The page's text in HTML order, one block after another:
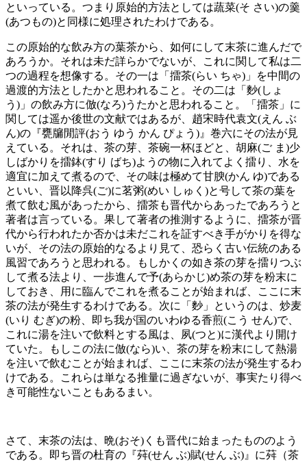
といっている。つまり原始的方法としては蔬菜(そ さい)の羹
(あつもの)と同様に処理されたわけである。
この原始的な飲み方の葉茶から、如何にして末茶に進んだで
あろうか。それは未だ詳らかでないが、これに関して私は二
つの過程を想像する。その一は「擂茶(らい ちゃ)」を中間の
過渡的方法としたかと思われること。その二は「麨(しょ
う)」の飲み方に倣(なろ)うたかと思われること。「擂茶」に
関しては遥か後世の文献ではあるが、趙宋時代袁文(えん ぶ
ん)の『甕牖閒評(おう ゆう かん ぴょう)』巻六にその法が見
えている。それは、茶の芽、茶碗一杯ほどと、胡麻(ご ま)少
しばかりを擂鉢(すり ばち)ようの物に入れてよく擂り、水を
適宜に加えて煮るので、その味は極めて甘腴(かん ゆ)である
といい、晋以降呉(ご)に茗粥(めい しゅく)と号して茶の葉を
煮て飲む風があったから、擂茶も晋代からあったであろうと
著者は言っている。果して著者の推測するように、擂茶が晋
代から行われたか否かは未だこれを証すべき手がかりを得な
いが、その法の原始的なるより見て、恐らく古い伝統のある
風習であろうと思われる。もしかくの如き茶の芽を擂りつぶ
して煮る法より、一歩進んで予(あらかじ)め茶の芽を粉末に
しておき、用に臨んでこれを煮ることが始まれば、ここに末
茶の法が発生するわけである。次に「麨」というのは、炒麦
(いり むぎ)の粉、即ち我が国のいわゆる香煎(こう せん)で、
これに湯を注いで飲料とする風は、夙(つと)に漢代より開け
ていた。もしこの法に倣(なら)い、茶の芽を粉末にして熱湯
を注いで飲むことが始まれば、ここに末茶の法が発生するわ
けである。これらは単なる推量に過ぎないが、事実たり得べ
き可能性ないこともあるまい。
さて、末茶の法は、晩(おそ)くも晋代に始まったもののよう
である。即ち晋の杜育の『荈(せん ぶ)賦(せん ぶ)』に荈（茶